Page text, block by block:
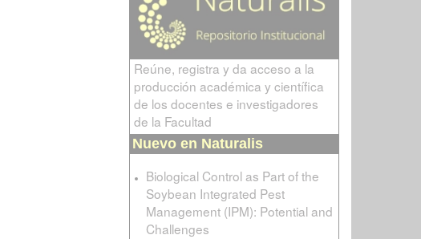
Reúne, registra y da acceso a la
producción académica y científica
de los docentes e investigadores
de la Facultad
Nuevo en Naturalis
Biological Control as Part of the
Soybean Integrated Pest
Management (IPM): Potential and
Challenges